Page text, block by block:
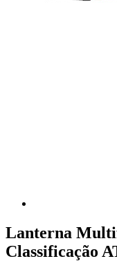
Lanterna
Classificação